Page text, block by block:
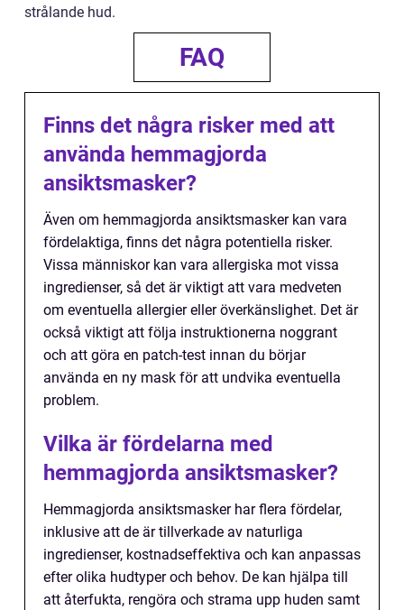
strålande hud.
FAQ
Finns det några risker med att
använda hemmagjorda
ansiktsmasker?
Även om hemmagjorda ansiktsmasker kan vara
fördelaktiga, finns det några potentiella risker.
Vissa människor kan vara allergiska mot vissa
ingredienser, så det är viktigt att vara medveten
om eventuella allergier eller överkänslighet. Det är
också viktigt att följa instruktionerna noggrant
och att göra en patch-test innan du börjar
använda en ny mask för att undvika eventuella
problem.
Vilka är fördelarna med
hemmagjorda ansiktsmasker?
Hemmagjorda ansiktsmasker har flera fördelar,
inklusive att de är tillverkade av naturliga
ingredienser, kostnadseffektiva och kan anpassas
efter olika hudtyper och behov. De kan hjälpa till
att återfukta, rengöra och strama upp huden samt